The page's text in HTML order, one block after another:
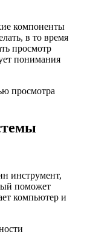
компоненты
в то время
просмотр
понимания
просмотра
инструмент,
поможет
компьютер и